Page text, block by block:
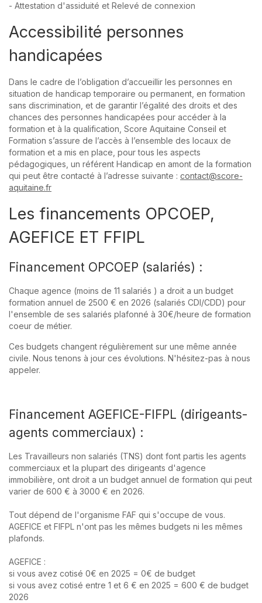
- Attestation d'assiduité et Relevé de connexion
Accessibilité personnes
handicapées
Dans le cadre de l’obligation d’accueillir les personnes en
situation de handicap temporaire ou permanent, en formation
sans discrimination, et de garantir l’égalité des droits et des
chances des personnes handicapées pour accéder à la
formation et à la qualification, Score Aquitaine Conseil et
Formation s’assure de l’accès à l’ensemble des locaux de
formation et a mis en place, pour tous les aspects
pédagogiques, un référent Handicap en amont de la formation
qui peut être contacté à l’adresse suivante : contact@score-
aquitaine.fr
Les financements OPCOEP,
AGEFICE ET FFIPL
Financement OPCOEP (salariés) :
Chaque agence (moins de 11 salariés ) a droit a un budget
formation annuel de 2500 € en 2026 (salariés CDI/CDD) pour
l'ensemble de ses salariés plafonné à 30€/heure de formation
coeur de métier.
Ces budgets changent régulièrement sur une même année
civile. Nous tenons à jour ces évolutions. N'hésitez-pas à nous
appeler.
Financement AGEFICE-FIFPL (dirigeants-
agents commerciaux) :
Les Travailleurs non salariés (TNS) dont font partis les agents
commerciaux et la plupart des dirigeants d'agence
immobilière, ont droit a un budget annuel de formation qui peut
varier de 600 € à 3000 € en 2026.
Tout dépend de l'organisme FAF qui s'occupe de vous.
AGEFICE et FIFPL n'ont pas les mêmes budgets ni les mêmes
plafonds.
AGEFICE :
si vous avez cotisé 0€ en 2025 = 0€ de budget
si vous avez cotisé entre 1 et 6 € en 2025 = 600 € de budget
2026